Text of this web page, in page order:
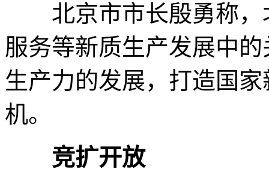
北京市市长殷勇称，
服务等新质生产发展中
生产力的发展，打造国
机。
竞扩开放